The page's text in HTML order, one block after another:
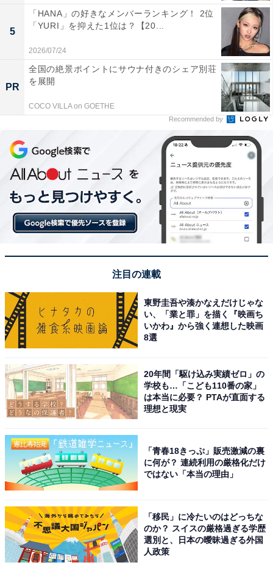
第2位は「味の民芸」。首都圏を中心に1都9県に店舗を
構え、製法にこだわった「手延べうどん」を提供してい
ます。
回答者からは「美味しいし、上品な内装と器でワンラン
ク上の印象ですが、それなりの高い値段だと感じます
（50代女性／宮城県）」「セットメニューが多いせい
か、全体的に高い（40代女性／東京都）」「1000円以上
するうどんも多い（40代女性／宮城県）」などのコメン
トが寄せられました。
「昔、横浜市のほうの味の民芸を食べに行ったとき、ト
ータル的に値段が高いと思った。ゆっくりくつろげる場
所を提供してくれるという意味では仕方ないのかもしれ
ない（40代女性／東京都）」などの声も。
そのほか「カジュアルなお店ではない（20代男性／千葉
県）」「気軽に入れない（50代男性／埼玉県）」など、
値段が高いため気軽に入れないという声も寄せられまし
5
「HANA」の好きなメンバーランキング！ 2位
「YURI」を抑えた1位は？【20...
2026/07/24
PR
全国の絶景ポイントにサウナ付きのシェア別荘
を展開
COCO VILLA on GOETHE
Recommended by
注目の連載
東野圭吾や湊かなえだけじゃな
い、「業と罪」を描く『映画ち
いかわ』から強く連想した映画
8選
20年間「駆け込み実績ゼロ」の
学校も…「こども110番の家」
は本当に必要？ PTAが直面する
理想と現実
「青春18きっぷ」販売激減の裏
に何が？ 連続利用の厳格化だけ
ではない「本当の理由」
「移民」に冷たいのはどっちな
のか？ スイスの厳格過ぎる学歴
選別と、日本の曖昧過ぎる外国
人政策